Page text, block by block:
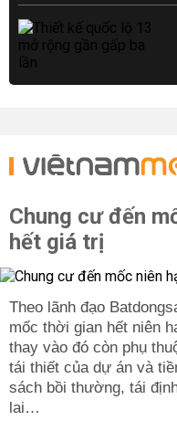
Chung cư đến
hết giá trị
Theo lãnh đạo
mốc thời gian hết niên
thay vào đó còn phụ
tái thiết của dự án và
sách bồi thường, tái
lai…